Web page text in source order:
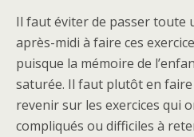
Il faut éviter de passer toute
après-midi à faire ces
puisque la mémoire de
saturée. Il faut plutôt en
revenir sur les exercices qui
compliqués ou difficiles à